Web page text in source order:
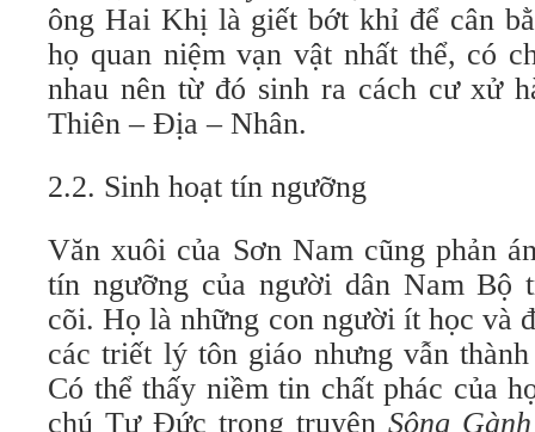
ông Hai Khị là giết bớt khỉ để cân
họ quan niệm vạn vật nhất thể, có
nhau nên từ đó sinh ra cách cư xử
Thiên – Địa – Nhân.
2.2. Sinh hoạt tín ngưỡng
Văn xuôi của Sơn Nam cũng phản
tín ngưỡng của người dân Nam Bộ
cõi. Họ là những con người ít học và
các triết lý tôn giáo nhưng vẫn
Có thể thấy niềm tin chất phác của
chú Tư Đức trong truyện Sông